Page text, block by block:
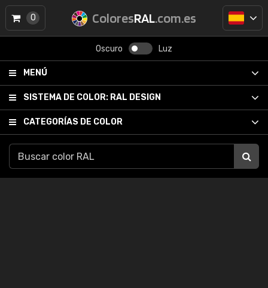
ColoresRAL.com.es
Oscuro Luz
MENÚ
SISTEMA DE COLOR: RAL DESIGN
CATEGORÍAS DE COLOR
0